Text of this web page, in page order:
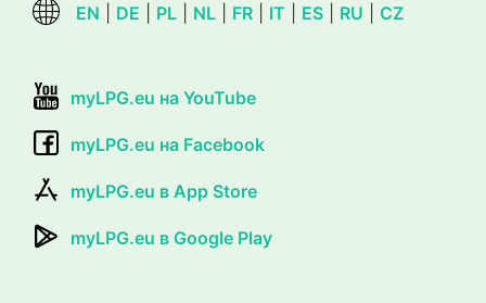
EN DE PL NL FR IT ES RU CZ
myLPG.eu на YouTube
myLPG.eu на Facebook
myLPG.eu в App Store
myLPG.eu в Google Play